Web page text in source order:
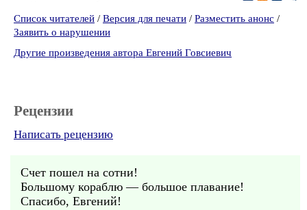
Список читателей / Версия для печати / Разместить анонс /
Заявить о нарушении
Другие произведения автора Евгений Говсиевич
Рецензии
Написать рецензию
Счет пошел на сотни!
Большому кораблю — большое плавание!
Спасибо, Евгений!